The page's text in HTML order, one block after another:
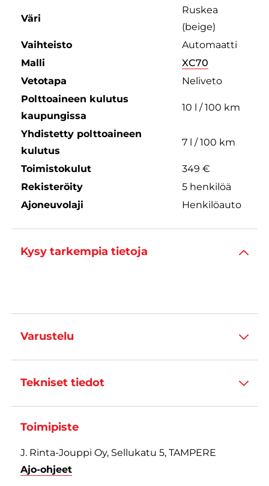
Väri
Ruskea
(beige)
Vaihteisto
Automaatti
Malli
XC70
Vetotapa
Neliveto
Polttoaineen kulutus
kaupungissa
10 l / 100 km
Yhdistetty polttoaineen
kulutus
7 l / 100 km
Toimistokulut
349 €
Rekisteröity
5 henkilöä
Ajoneuvolaji
Henkilöauto
Kysy tarkempia tietoja
Varustelu
Tekniset tiedot
Toimipiste
J. Rinta-Jouppi Oy, Sellukatu 5, TAMPERE
Ajo-ohjeet